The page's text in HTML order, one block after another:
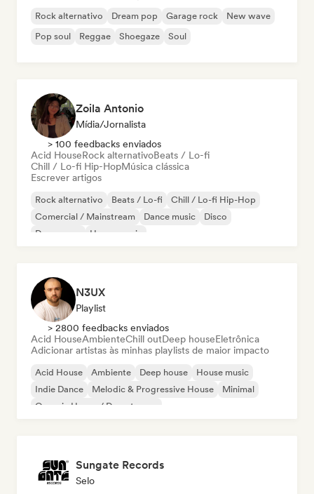
Rock alternativo Dream pop Garage rock
New wave
Pop soul
Reggae Shoegaze Soul
Zoila Antonio
Mídia/Jornalista
> 100 feedbacks enviados
Acid HouseRock alternativoBeats / Lo-fi
Chill / Lo-fi Hip-HopMúsica clássica
Escrever artigos
Rock alternativo Beats / Lo-fi
Chill / Lo-fi Hip-Hop
Comercial / Mainstream
Dance music
Disco
Dream pop
House music
N3UX
Playlist
> 2800 feedbacks enviados
Acid HouseAmbienteChill outDeep houseEletrônica
Adicionar artistas às minhas playlists de maior impacto
Acid House Ambiente Deep house
House music
Indie Dance
Melodic & Progressive House
Minimal
Organic House / Downtempo
Sungate Records
Selo